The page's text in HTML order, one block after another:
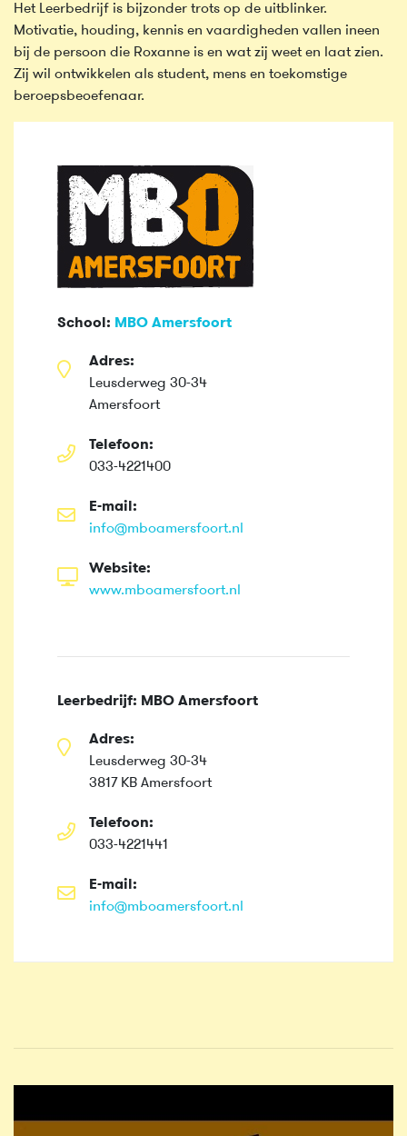
Het Leerbedrijf is bijzonder trots op de uitblinker.
Motivatie, houding, kennis en vaardigheden vallen ineen
bij de persoon die Roxanne is en wat zij weet en laat zien.
Zij wil ontwikkelen als student, mens en toekomstige
beroepsbeoefenaar.
School: MBO Amersfoort
Adres:
Leusderweg 30-34
Amersfoort
Telefoon:
033-4221400
E-mail:
info@mboamersfoort.nl
Website:
www.mboamersfoort.nl
Leerbedrijf: MBO Amersfoort
Adres:
Leusderweg 30-34
3817 KB Amersfoort
Telefoon:
033-4221441
E-mail:
info@mboamersfoort.nl